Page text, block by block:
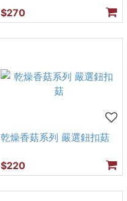
$270
乾燥香菇系列 嚴選鈕扣菇
$220